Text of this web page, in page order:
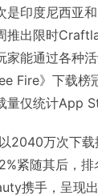
是印度尼西亚
推出限时
家能通过各种
Fire》下载榜
量仅统计App
2040万次下
紧随其后，
携手，呈现